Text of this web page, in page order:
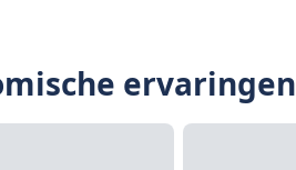
ervaringen